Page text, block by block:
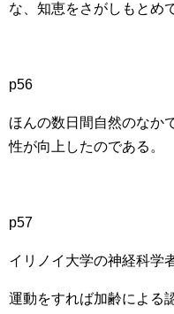
な、知恵をさがしもとめ
p56
ほんの数日間自然のなか
性が向上したのである。
p57
イリノイ大学の神経科学
運動をすれば加齢による